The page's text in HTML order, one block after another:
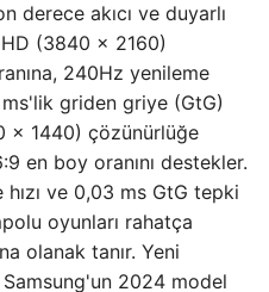
derece akıcı ve duyarlı
(3840 x 2160)
240Hz yenileme
ms'lik griden griye (GtG)
x 1440) çözünürlüğe
en boy oranını destekler.
ve 0,03 ms GtG tepki
oyunları rahatça
olanak tanır. Yeni
Samsung'un 2024 model